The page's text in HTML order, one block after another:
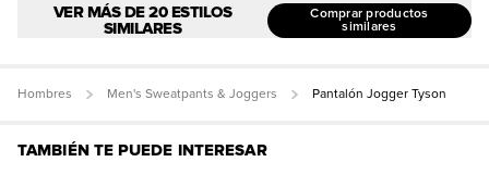
VER MÁS DE 20 ESTILOS
SIMILARES
Comprar productos
similares
Hombres Men's Sweatpants & Joggers Pantalón Jogger Tyson
TAMBIÉN TE PUEDE INTERESAR